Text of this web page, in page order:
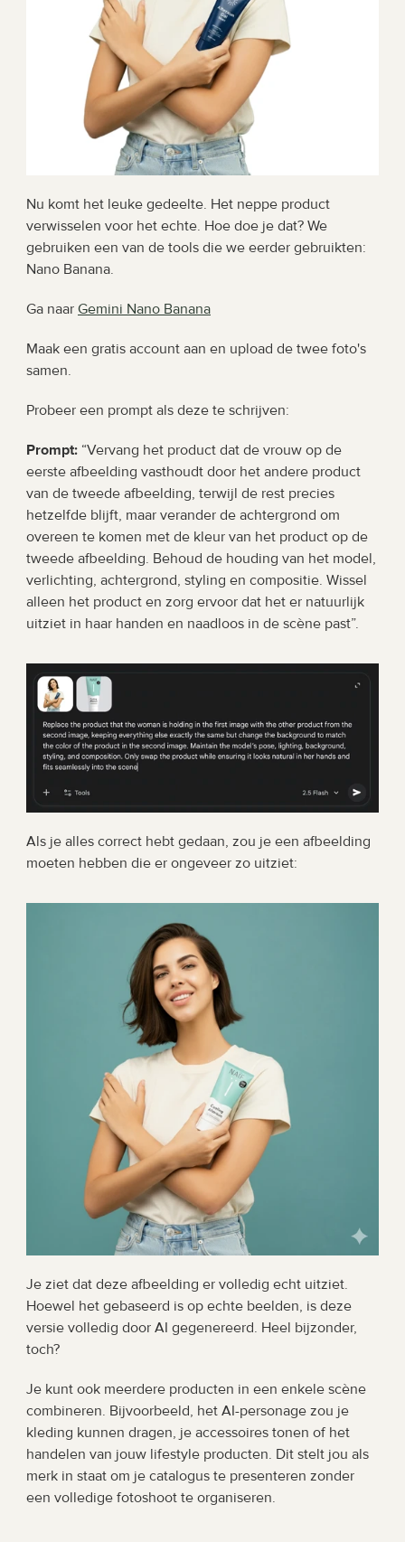
Nu komt het leuke gedeelte. Het neppe product
verwisselen voor het echte. Hoe doe je dat? We
gebruiken een van de tools die we eerder gebruikten:
Nano Banana.
Ga naar Gemini Nano Banana
Maak een gratis account aan en upload de twee foto's
samen.
Probeer een prompt als deze te schrijven:
Prompt: “Vervang het product dat de vrouw op de
eerste afbeelding vasthoudt door het andere product
van de tweede afbeelding, terwijl de rest precies
hetzelfde blijft, maar verander de achtergrond om
overeen te komen met de kleur van het product op de
tweede afbeelding. Behoud de houding van het model,
verlichting, achtergrond, styling en compositie. Wissel
alleen het product en zorg ervoor dat het er natuurlijk
uitziet in haar handen en naadloos in de scène past”.
Als je alles correct hebt gedaan, zou je een afbeelding
moeten hebben die er ongeveer zo uitziet:
Je ziet dat deze afbeelding er volledig echt uitziet.
Hoewel het gebaseerd is op echte beelden, is deze
versie volledig door AI gegenereerd. Heel bijzonder,
toch?
Je kunt ook meerdere producten in een enkele scène
combineren. Bijvoorbeeld, het AI-personage zou je
kleding kunnen dragen, je accessoires tonen of het
handelen van jouw lifestyle producten. Dit stelt jou als
merk in staat om je catalogus te presenteren zonder
een volledige fotoshoot te organiseren.